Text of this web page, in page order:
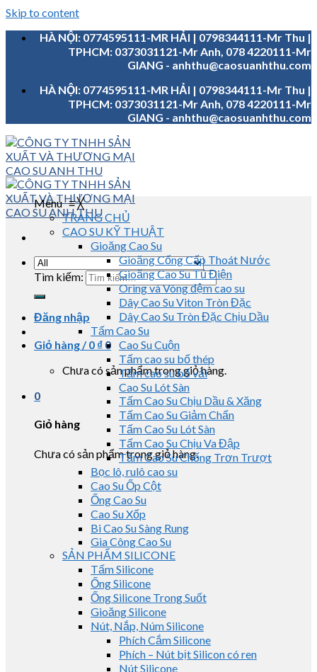
Skip to content
HÀ NỘI: 0774595111-MR HẢI | 0798344111-Mr Thu |
TPHCM: 0373031121-Mr Anh, 078 4220111-Mr
GIANG - anhthu@caosuanhthu.com
HÀ NỘI: 0774595111-MR HẢI | 0798344111-Mr Thu |
TPHCM: 0373031121-Mr Anh, 078 4220111-Mr
GIANG - anhthu@caosuanhthu.com
Tìm kiếm:
Đăng nhập
Giỏ hàng /0 ₫ 0
Chưa có sản phẩm trong giỏ hàng.
0
Giỏ hàng
Chưa có sản phẩm trong giỏ hàng.
Menu≡╳
TRANG CHỦ
CAO SU KỸ THUẬT
Gioăng Cao Su
Gioăng Cống Cấp Thoát Nước
Gioăng Cao Su Tủ Điện
Oring và Vòng đệm cao su
Dây Cao Su Viton Tròn Đặc
Dây Cao Su Tròn Đặc Chịu Dầu
Tấm Cao Su
Cao Su Cuộn
Tấm cao su bố thép
Tấm cao su bố vải
Cao Su Lót Sàn
Tấm Cao Su Chịu Dầu & Xăng
Tấm Cao Su Giảm Chấn
Tấm Cao Su Lót Sàn
Tấm Cao Su Chịu Va Đập
Tấm Cao Su Chống Trơn Trượt
Bọc lô, rulô cao su
Cao Su Ốp Cột
Ống Cao Su
Cao Su Xốp
Bi Cao Su Sàng Rung
Gia Công Cao Su
SẢN PHẨM SILICONE
Tấm Silicone
Ống Silicone
Ống Silicone Trong Suốt
Gioăng Silicone
Nút, Nắp, Núm Silicone
Phích Cắm Silicone
Phích – Nút bịt Silicon có ren
Nút Silicone